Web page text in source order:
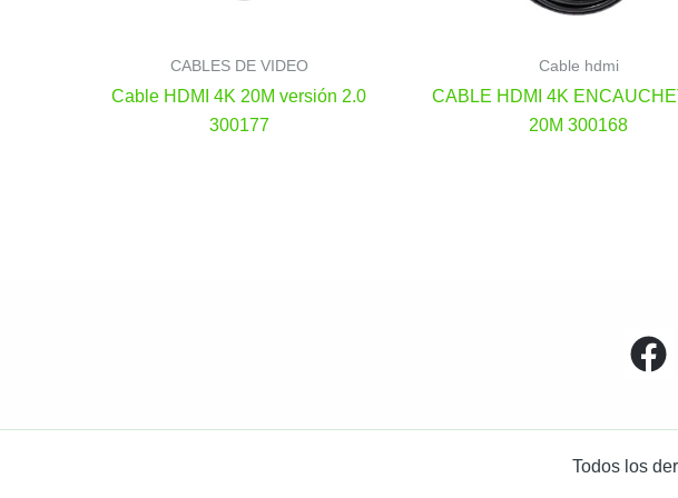
CABLES DE VIDEO
Cable HDMI 4K 20M versión 2.0
300177
Cable hdmi
CABLE HDMI 4K
20M 300168
Todos los